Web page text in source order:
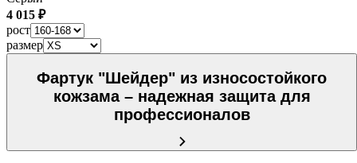
4 015 ₽
рост
размер
Фартук "Шейдер" из износостойкого
кожзама – надежная защита для
профессионалов